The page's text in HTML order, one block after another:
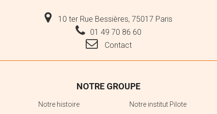
10 ter Rue Bessières, 75017 Paris
01 49 70 86 60
Contact
NOTRE GROUPE
Notre histoire
Notre institut Pilote